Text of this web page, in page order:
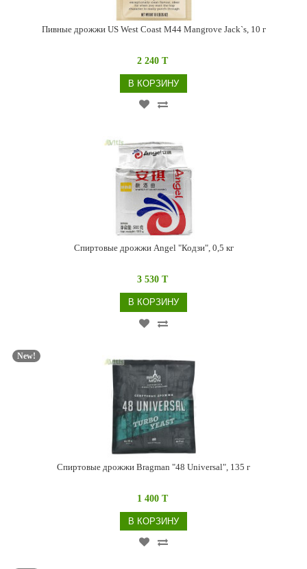
Пивные дрожжи US West Coast M44 Mangrove Jack`s, 10 г
2 240 T
В КОРЗИНУ
Спиртовые дрожжи Angel "Кодзи", 0,5 кг
3 530 T
В КОРЗИНУ
New!
Спиртовые дрожжи Bragman "48 Universal", 135 г
1 400 T
В КОРЗИНУ